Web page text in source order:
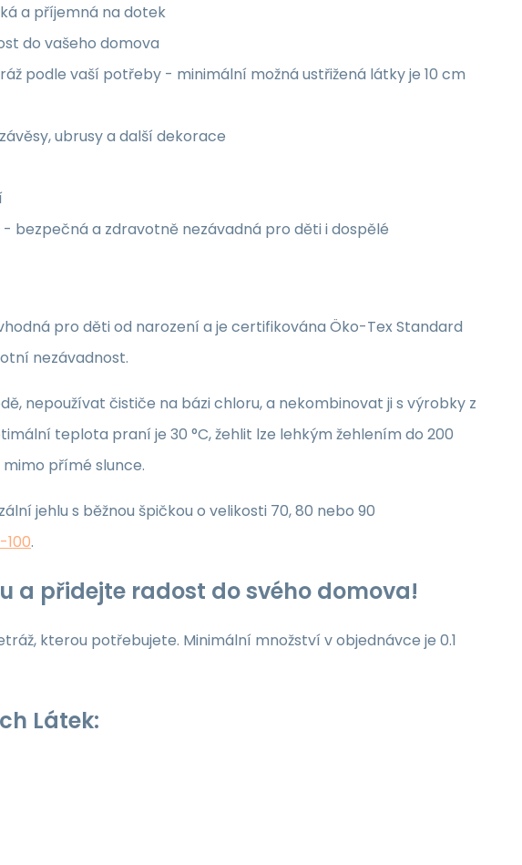
a příjemná na dotek
do vašeho domova
podle vaší potřeby - minimální možná ustřižená látky je 10 cm
ubrusy a další dekorace
- bezpečná a zdravotně nezávadná pro děti i dospělé
pro děti od narození a je certifikována Öko-Tex Standard
nezávadnost.
nepoužívat čističe na bázi chloru, a nekombinovat ji s výrobky z
teplota praní je 30 °C, žehlit lze lehkým žehlením do 200
přímé slunce.
jehlu s běžnou špičkou o velikosti 70, 80 nebo 90
.
a přidejte radost do svého domova!
kterou potřebujete. Minimální množství v objednávce je 0.1
Látek: